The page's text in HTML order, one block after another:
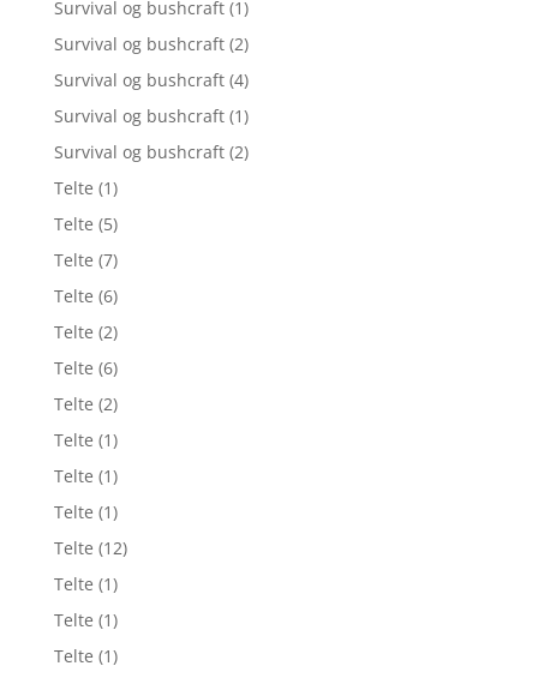
Survival og bushcraft (1)
Survival og bushcraft (2)
Survival og bushcraft (4)
Survival og bushcraft (1)
Survival og bushcraft (2)
Telte (1)
Telte (5)
Telte (7)
Telte (6)
Telte (2)
Telte (6)
Telte (2)
Telte (1)
Telte (1)
Telte (1)
Telte (12)
Telte (1)
Telte (1)
Telte (1)